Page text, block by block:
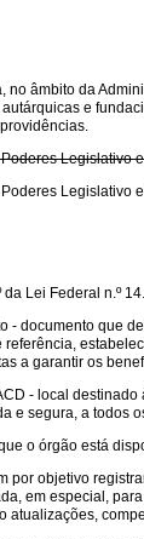
no âmbito da
e
Legislativo
Legislativo
da Lei Federal n.º
- documento que
a garantir os
- local
e segura, a todos
o órgão está
por objetivo
em especial,
atualizações,